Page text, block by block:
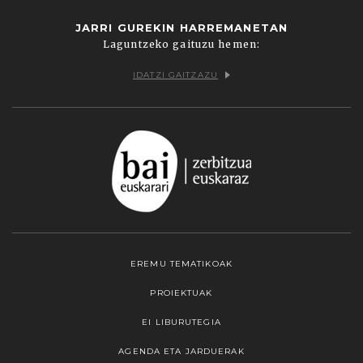
JARRI GUREKIN HARREMANETAN
Laguntzeko gaituzu hemen:
IDATZI GAITZAZU
EREMU TEMATIKOAK
PROIEKTUAK
EI LIBURUTEGIA
AGENDA ETA JARDUERAK